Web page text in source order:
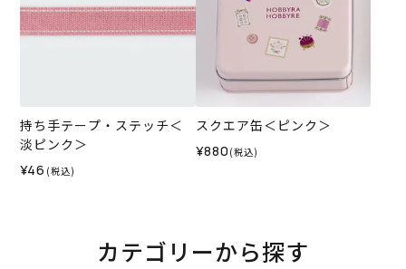
持ち手テープ・ステッチ＜
淡ピンク＞
¥46 (税込)
スクエア缶＜ピンク＞
¥880 (税込)
カテゴリーから探す